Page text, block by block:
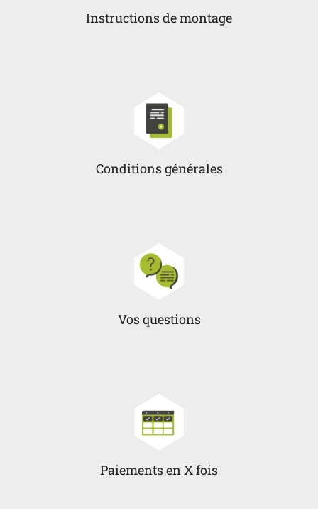
Instructions de montage
Conditions générales
Vos questions
Paiements en X fois